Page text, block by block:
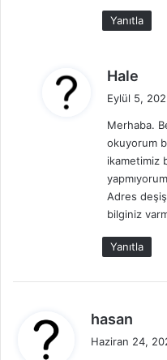
Yanıtla
Hale
i
k
i
:
Eylül 5,
Merhaba.
okuyorum
ikametimiz
Adres
bilginiz
Yanıtla
hasan
Haziran 24,